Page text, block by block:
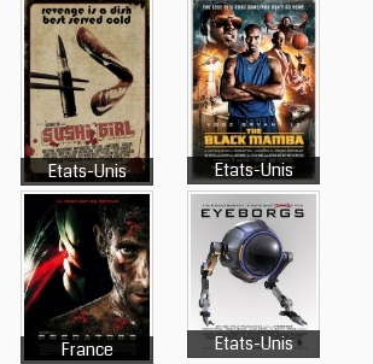
Etats-Unis Etats-Unis
France Etats-Unis